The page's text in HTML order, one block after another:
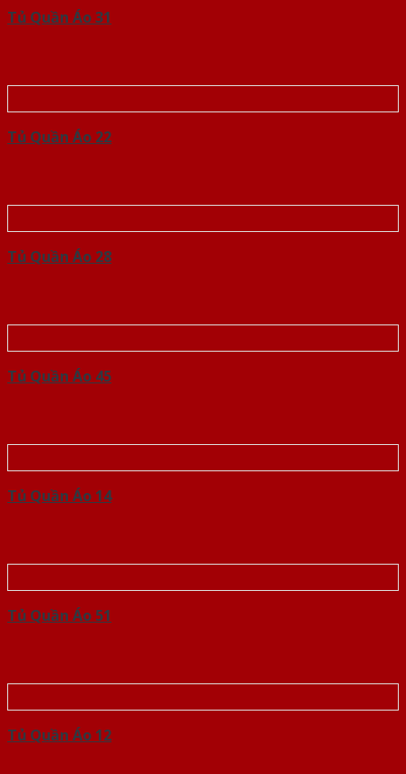
Tủ Quần Áo 31
Tủ Quần Áo 22
Tủ Quần Áo 28
Tủ Quần Áo 45
Tủ Quần Áo 14
Tủ Quần Áo 51
Tủ Quần Áo 12